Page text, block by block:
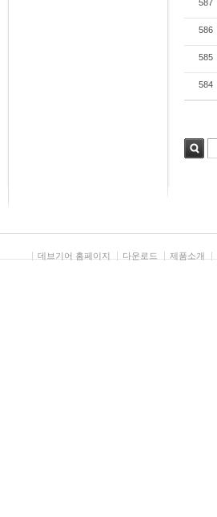
587
586
585
584
데브기어 홈페이지 다운로드 제품소개